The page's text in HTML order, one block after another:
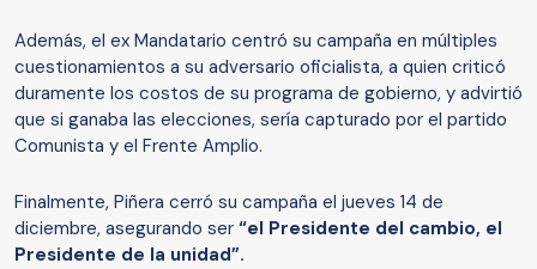
Además, el ex Mandatario centró su campaña en múltiples
cuestionamientos a su adversario oficialista, a quien criticó
duramente los costos de su programa de gobierno, y advirtió
que si ganaba las elecciones, sería capturado por el partido
Comunista y el Frente Amplio.
Finalmente, Piñera cerró su campaña el jueves 14 de
diciembre, asegurando ser “el Presidente del cambio, el
Presidente de la unidad”.